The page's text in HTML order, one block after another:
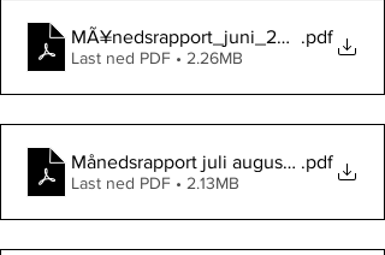
MÃ¥nedsrapport_juni_2020.pdf
Last ned PDF • 2.26MB
Månedsrapport juli august red
.pdf
Last ned PDF • 2.13MB